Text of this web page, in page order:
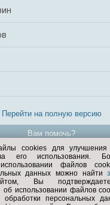
Перейти на полную версию
Вам помочь?
© Exist.ru 1998—2026
cookies для
его использования.
файлов
данных можно найти
Вы
использовании файлов
персональных